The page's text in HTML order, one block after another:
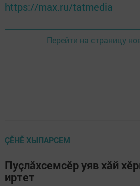
https://max.ru/tatmedia
Перейти на страницу
ÇӖНӖ ХЫПАРСЕМ
Пуçлăхсемсӗр уяв хăй
иртет